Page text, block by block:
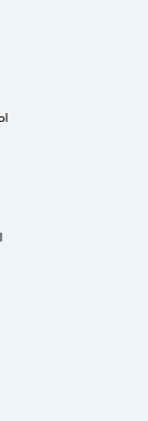
Аэлита
манул